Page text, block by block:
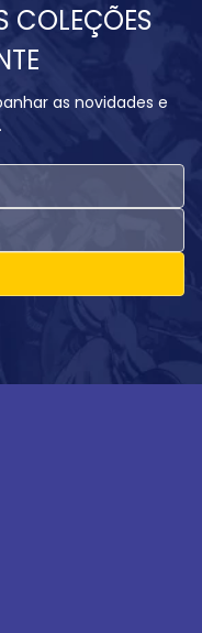
COLEÇÕES
as novidades e